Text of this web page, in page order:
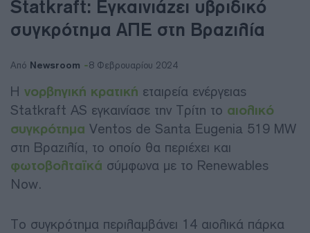
Statkraft: Εγκαινιάζει υβριδικό
συγκρότημα ΑΠΕ στη Βραζιλία
Από Newsroom 8 Φεβρουαρίου 2024
Η νορβηγική κρατική εταιρεία ενέργειας
Statkraft AS εγκαινίασε την Τρίτη το αιολικό
συγκρότημα Ventos de Santa Eugenia 519 MW
στη Βραζιλία, το οποίο θα περιέχει και
φωτοβολταϊκά σύμφωνα με το Renewables
Now.
Το συγκρότημα περιλαμβάνει 14 αιολικά πάρκα